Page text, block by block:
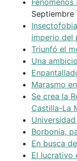
Septiembre
imperio del
Triunfó el
Una
Marasmo
Se crea la
Castilla-La
Borbonia,
En busca
El lucrativo